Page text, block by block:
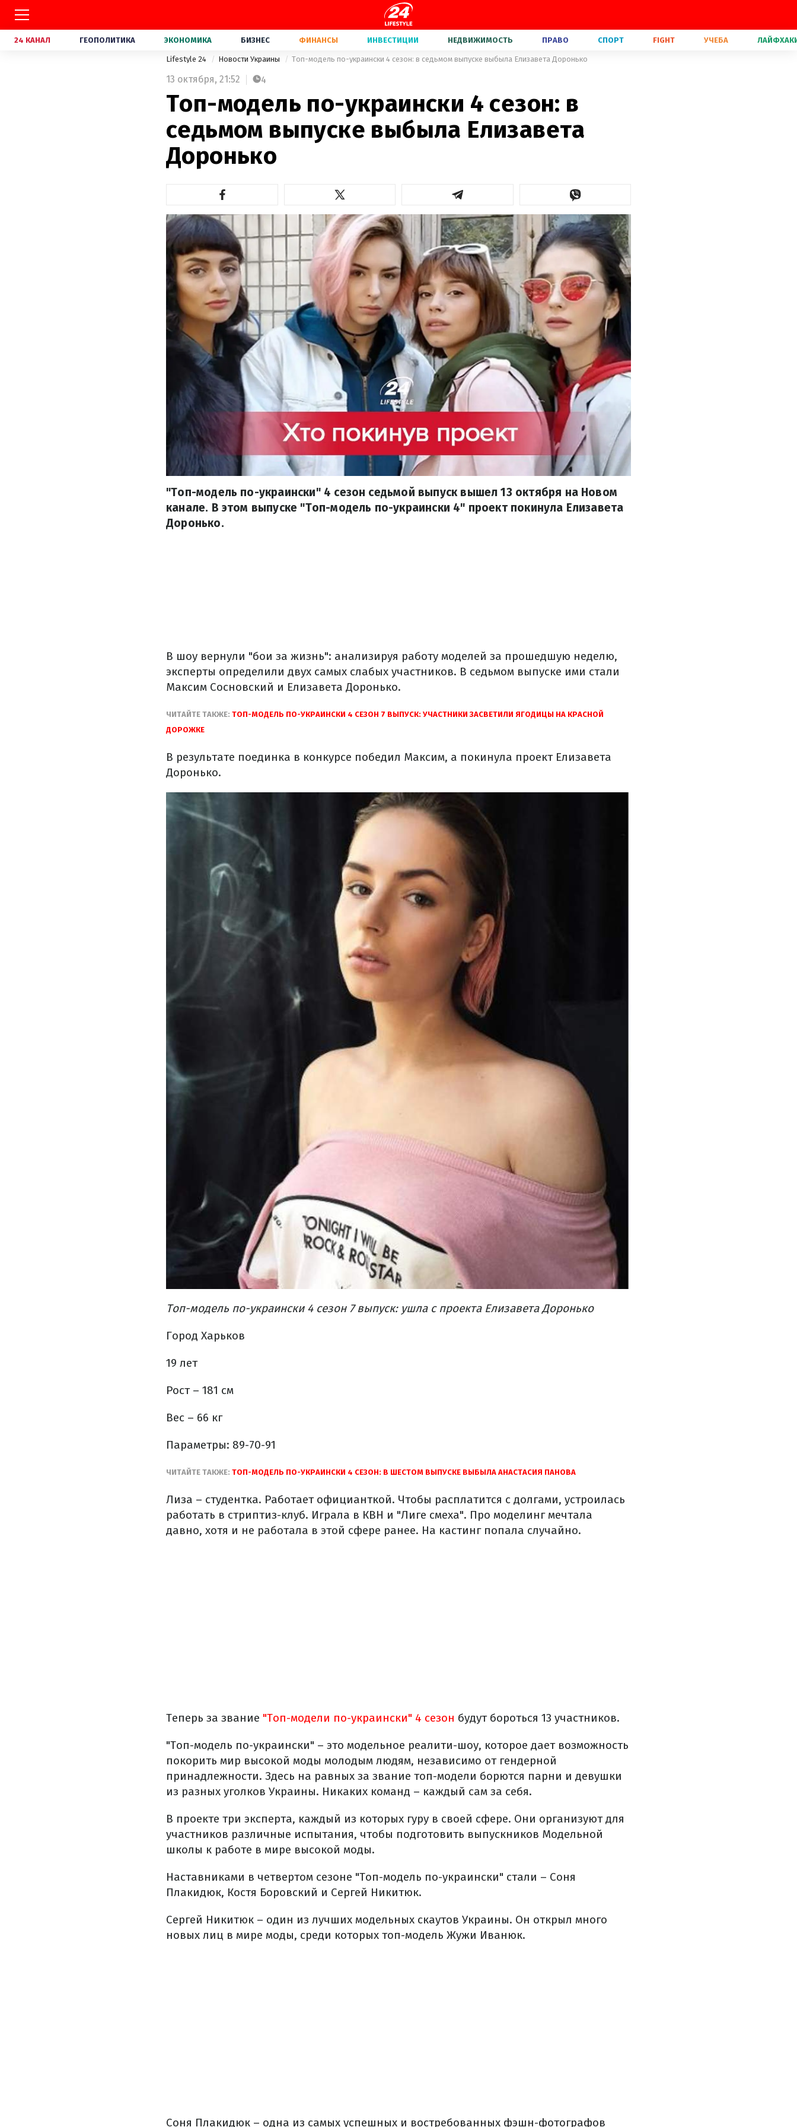
24 КАНАЛ ГЕОПОЛИТИКА ЭКОНОМИКА БИЗНЕС ФИНАНСЫ ИНВЕСТИЦИИ НЕДВИЖИМОСТЬ ПРАВО СПОРТ FIGHT УЧЕБА
Lifestyle 24 Новости Украины Топ-модель по-украински 4 сезон: в седьмом выпуске выбыла Елизавета Доронько
13 октября, 21:52 4
Топ-модель по-украински 4 сезон: в
седьмом выпуске выбыла Елизавета
Доронько
"Топ-модель по-украински" 4 сезон седьмой выпуск вышел 13 октября на Новом
канале. В этом выпуске "Топ-модель по-украински 4" проект покинула Елизавета
Доронько.
В шоу вернули "бои за жизнь": анализируя работу моделей за прошедшую неделю,
эксперты определили двух самых слабых участников. В седьмом выпуске ими стали
Максим Сосновский и Елизавета Доронько.
ЧИТАЙТЕ ТАКЖЕ: ТОП-МОДЕЛЬ ПО-УКРАИНСКИ 4 СЕЗОН 7 ВЫПУСК: УЧАСТНИКИ ЗАСВЕТИЛИ ЯГОДИЦЫ НА КРАСНОЙ
ДОРОЖКЕ
В результате поединка в конкурсе победил Максим, а покинула проект Елизавета
Доронько.
Топ-модель по-украински 4 сезон 7 выпуск: ушла с проекта Елизавета Доронько
Город Харьков
19 лет
Рост – 181 см
Вес – 66 кг
Параметры: 89-70-91
ЧИТАЙТЕ ТАКЖЕ: ТОП-МОДЕЛЬ ПО-УКРАИНСКИ 4 СЕЗОН: В ШЕСТОМ ВЫПУСКЕ ВЫБЫЛА АНАСТАСИЯ ПАНОВА
Лиза – студентка. Работает официанткой. Чтобы расплатится с долгами, устроилась
работать в стриптиз-клуб. Играла в КВН и "Лиге смеха". Про моделинг мечтала
давно, хотя и не работала в этой сфере ранее. На кастинг попала случайно.
Теперь за звание "Топ-модели по-украински" 4 сезон будут бороться 13 участников.
"Топ-модель по-украински" – это модельное реалити-шоу, которое дает возможность
покорить мир высокой моды молодым людям, независимо от гендерной
принадлежности. Здесь на равных за звание топ-модели борются парни и девушки
из разных уголков Украины. Никаких команд – каждый сам за себя.
В проекте три эксперта, каждый из которых гуру в своей сфере. Они организуют для
участников различные испытания, чтобы подготовить выпускников Модельной
школы к работе в мире высокой моды.
Наставниками в четвертом сезоне "Топ-модель по-украински" стали – Соня
Плакидюк, Костя Боровский и Сергей Никитюк.
Сергей Никитюк – один из лучших модельных скаутов Украины. Он открыл много
новых лиц в мире моды, среди которых топ-модель Жужи Иванюк.
Соня Плакидюк – одна из самых успешных и востребованных фэшн-фотографов